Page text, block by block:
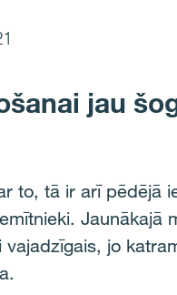
jau
to, tā ir arī pēdējā
Jaunākajā
jo